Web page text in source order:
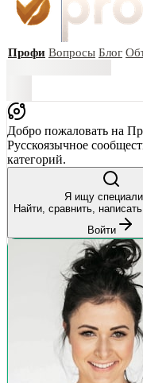
Профи Вопросы Блог
Добро пожаловать на
Русскоязычное
категорий.
Я ищу
Найти, сравнить,
Войти